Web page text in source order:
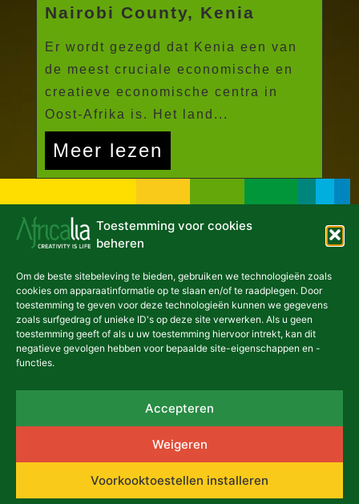
Toestemming voor cookies
beheren
Om de beste sitebeleving te bieden, gebruiken we technologieën zoals
cookies om apparaatinformatie op te slaan en/of te raadplegen. Door
toestemming te geven voor deze technologieën kunnen we gegevens
zoals surfgedrag of unieke ID's op deze site verwerken. Als u geen
toestemming geeft of als u uw toestemming hiervoor intrekt, kan dit
negatieve gevolgen hebben voor bepaalde site-eigenschappen en -
functies.
Accepteren
Weigeren
Voorkooktoestellen installeren
Nairobi County, Kenia
Er wordt gezegd dat Kenia een van
de meest cruciale economische en
creatieve economische centra in
Oost-Afrika is. Het land...
Meer lezen
NIEUWSBRIEF
africalia@africalia.be
+32 2 412 58 80